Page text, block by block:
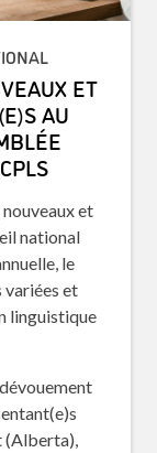
ET
AU
et
national
le
variées et
linguistique
(Alberta),